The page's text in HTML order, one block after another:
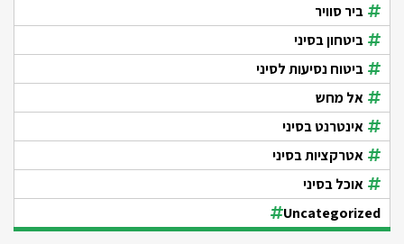
ביר סוויר
ביטחון בסיני
ביטוח נסיעות לסיני
אל מחש
אינטרנט בסיני
אטרקציות בסיני
אוכל בסיני
Uncategorized